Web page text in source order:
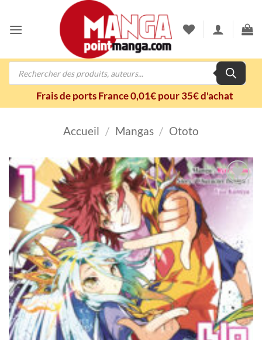
contenu
Recherche
Frais de ports France 0,01€ pour 35€ d'achat
Accueil / Mangas / Ototo
Ajouter